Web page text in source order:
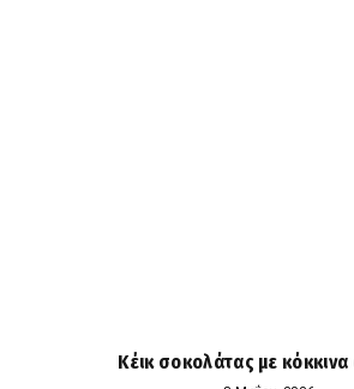
Κέικ σοκολάτας με